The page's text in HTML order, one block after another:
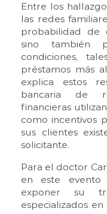
Entre los
las redes
probabilidad de
sino también
condiciones,
préstamos más
explica estos
bancaria de
financieras
como incentivos
sus clientes
solicitante.
Para el doctor
en este
exponer su
especializados